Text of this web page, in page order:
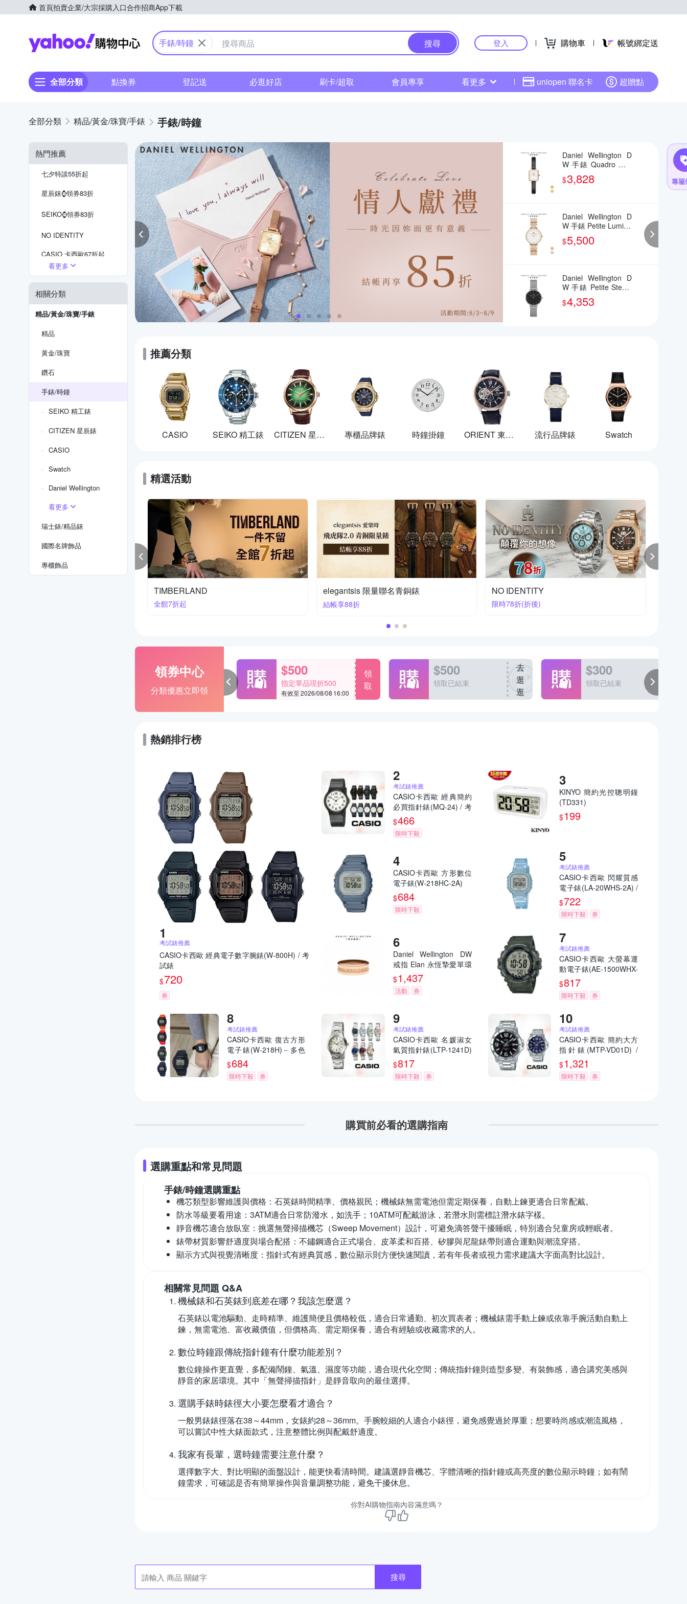
首頁拍賣企業/大宗採購入口合作招商App下載
Yahoo購物中心
手錶/時鐘 搜尋 登入 購物車 帳號綁定送
全部分類 點換券 登記送 必逛好店 刷卡/超取 會員專享 看更多 uniopen 聯名卡 超贈點
精品/黃金/珠寶/手錶 手錶/時鐘
熱門推薦
七夕特談55折起
星辰錶⌚️領券83折
SEIKO⌚️領券83折
NO IDENTITY
CASIO 卡西歐67折起
現在流行『戒指錶』
SEIKO 掛鐘
WIRED 出清5折
看更多
相關分類
精品/黃金/珠寶/手錶
精品
黃金/珠寶
鑽石
手錶/時鐘
SEIKO 精工錶
CITIZEN 星辰錶
CASIO
Swatch
Daniel Wellington
看更多
瑞士錶/精品錶
國際名牌飾品
專櫃飾品
Daniel Wellington D
W 手錶 Quadro Mini
15.4x18.2ｍｍ 方糖
系列黑皮革小方錶(兩
$3,828
Daniel Wellington D
W 手錶 Petite Lumine
Bezel 28mm 星環珠
寶式鎏金錶-兩色任選
$5,500
Daniel Wellington D
W 手錶 Petite Sterlin
g 28mm星鑽銀米蘭金
屬錶-黑錶盤-銀框 DW
$4,353
推薦分類
CASIO SEIKO 精工錶 CITIZEN 星辰錶 專櫃品牌錶 時鐘掛鐘 ORIENT 東方錶 流行品牌錶 Swatch
精選活動
CITIZEN星辰錶
領卷享83折
TIMEX天美時5折起
刷卡最高回饋$5200
瑞士｜精品錶 精選聯合下殺
結帳83折
領券中心
分類優惠立即領
$500
指定單品現折500
有效至 2026/08/08 16:00
領
取
$500
領取已結束
去
逛
逛
$300
領取已結束
熱銷排行榜
考試錶推薦
CASIO卡西歐 經典電子數字腕錶(W-800H) / 考
試錶
$720
券
考試錶推薦
CASIO卡西歐 經典簡約
必買指針錶(MQ-24) / 考
試錶
$466
限時下殺
KINYO 簡約光控聰明鐘
(TD331)
$199
CASIO卡西歐 方形數位
電子錶(W-218HC-2A)
$684
限時下殺
考試錶推薦
CASIO卡西歐 閃耀質感
電子錶(LA-20WHS-2A) /
考試錶
$722
限時下殺 券
Daniel Wellington DW
戒指 Elan 永恆摯愛單環
戒指玫瑰金
$1,437
活動 券
考試錶推薦
CASIO卡西歐 大螢幕運
動電子錶(AE-1500WHX-
3A)錶帶加長款 / 考試錶
$817
限時下殺 券
考試錶推薦
CASIO卡西歐 復古方形
電子錶(W-218H)－多色
任選/43.2mm / 考試錶
$684
限時下殺 券
考試錶推薦
CASIO卡西歐 名媛淑女
氣質指針錶(LTP-1241D)
/ 考試錶
$817
限時下殺 券
考試錶推薦
CASIO卡西歐 簡約大方
指針錶(MTP-VD01D) /
考試錶
$1,321
限時下殺 券
購買前必看的選購指南
選購重點和常見問題
手錶/時鐘選購重點
機芯類型影響維護與價格： 石英錶時間精準、價格親民；機械錶無需電池但需定期保養，自動上鍊更適合日常配戴。
防水等級要看用途： 3ATM適合日常防潑水，如洗手；10ATM可配戴游泳，若潛水則需標註潛水錶字樣。
靜音機芯適合放臥室： 挑選無聲掃描機芯（Sweep Movement）設計，可避免滴答聲干擾睡眠，特別適合兒童房或輕眠者。
錶帶材質影響舒適度與場合配搭： 不鏽鋼適合正式場合、皮革柔和百搭、矽膠與尼龍錶帶則適合運動與潮流穿搭。
顯示方式與視覺清晰度： 指針式有經典質感，數位顯示則方便快速閱讀，若有年長者或視力需求建議大字面高對比設計。
相關常見問題 Q&A
機械錶和石英錶到底差在哪？我該怎麼選？
石英錶以電池驅動、走時精準、維護簡便且價格較低，適合日常通勤、初次買表者；機械錶需手動上鍊或依靠手腕活動自動上
鍊，無需電池、富收藏價值，但價格高、需定期保養，適合有經驗或收藏需求的人。
數位時鐘跟傳統指針鐘有什麼功能差別？
數位鐘操作更直覺，多配備鬧鐘、氣溫、濕度等功能，適合現代化空間；傳統指針鐘則造型多變、有裝飾感，適合講究美感與
靜音的家居環境。其中「無聲掃描指針」是靜音取向的最佳選擇。
選購手錶時錶徑大小要怎麼看才適合？
一般男錶錶徑落在38～44mm，女錶約28～36mm。手腕較細的人適合小錶徑，避免感覺過於厚重；想要時尚感或潮流風格，
可以嘗試中性大錶面款式，注意整體比例與配戴舒適度。
我家有長輩，選時鐘需要注意什麼？
選擇數字大、對比明顯的面盤設計，能更快看清時間。建議選靜音機芯、字體清晰的指針鐘或高亮度的數位顯示時鐘；如有鬧
鐘需求，可確認是否有簡單操作與音量調整功能，避免干擾休息。
你對AI購物指南內容滿意嗎？
搜尋